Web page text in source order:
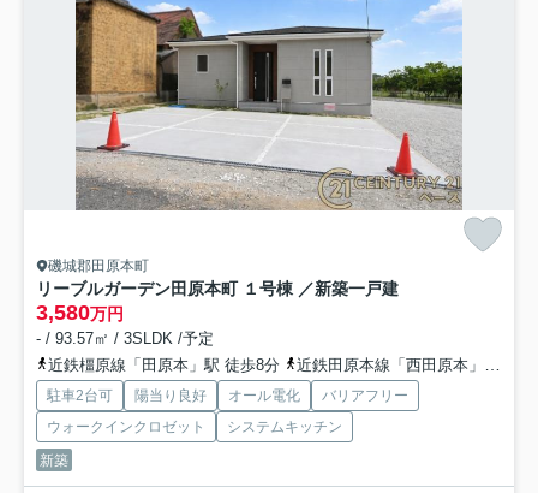
磯城郡田原本町
リーブルガーデン田原本町 １号棟 ／新築一戸建
3,580万円
- / 93.57㎡ / 3SLDK /予定
近鉄橿原線「田原本」駅 徒歩8分
近鉄田原本線「西田原本」駅 徒歩9分
駐車2台可 陽当り良好 オール電化
バリアフリー
ウォークインクロゼット
システムキッチン
新築